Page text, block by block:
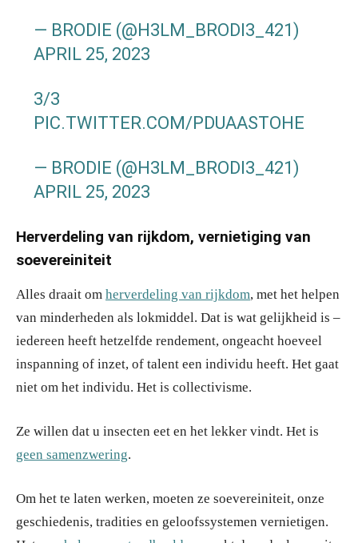
— BRODIE (@H3LM_BRODI3_421)
APRIL 25, 2023
3/3
PIC.TWITTER.COM/PDUAASTOHE
— BRODIE (@H3LM_BRODI3_421)
APRIL 25, 2023
Herverdeling van rijkdom, vernietiging van
soevereiniteit
Alles draait om herverdeling van rijkdom, met het helpen
van minderheden als lokmiddel. Dat is wat gelijkheid is –
iedereen heeft hetzelfde rendement, ongeacht hoeveel
inspanning of inzet, of talent een individu heeft. Het gaat
niet om het individu. Het is collectivisme.
Ze willen dat u insecten eet en het lekker vindt. Het is
geen samenzwering.
Om het te laten werken, moeten ze soevereiniteit, onze
geschiedenis, tradities en geloofssystemen vernietigen.